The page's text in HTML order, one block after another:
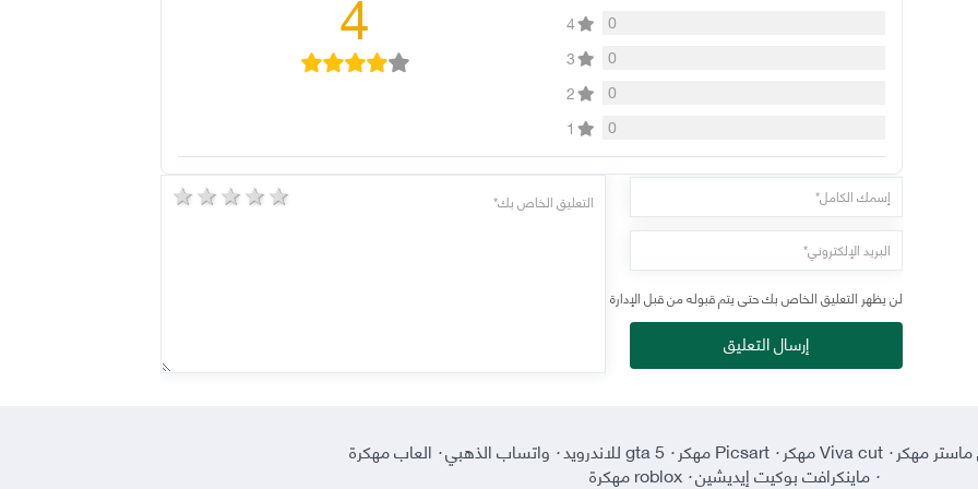
0
4
0
3
0
2
0
1
5 stars 4 stars 3 stars 2 stars 1 star
لن يظهر التعليق الخاص بك حتى يتم قبوله من قبل الإدارة
إرسال التعليق
مهكر·Viva cut مهكر ·Picsart مهكر · gta 5 للاندرويد · واتساب الذهبي· العاب مهكرة
·ماينكرافت بوكيت إيديشين·roblox مهكرة